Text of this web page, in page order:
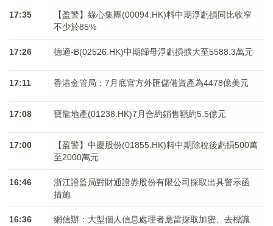
17:35
【盈警】綠心集團(00094.HK)料中期淨虧損同比收窄
不少於85%
17:26 德適-B(02526.HK)中期歸母淨虧損擴大至5588.3萬元
17:11 香港金管局：7月底官方外匯儲備資產為4478億美元
17:08 寶龍地產(01238.HK)7月合約銷售額約5.5億元
17:00
【盈警】中慶股份(01855.HK)料中期除稅後虧損500萬
至2000萬元
16:46
浙江證監局對財通證券股份有限公司採取出具警示函
措施
16:36
網信辦：大型個人信息處理者應當採取加密、去標識